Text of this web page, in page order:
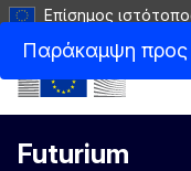
Παράκαμψη προς
Επίσημος
Futurium
Site Menu